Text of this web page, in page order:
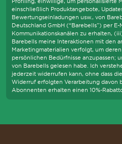
einschließlich Produktangebote,
Bewertungseinladungen usw., von
Deutschland GmbH (“Barebells”) per
Kommunikationskanälen zu erhalten,
Barebells meine Interaktionen mit den
Marketingmaterialien verfolgt, um
persönlichen Bedürfnisse anzupassen;
von Barebells gelesen habe. Ich
jederzeit widerrufen kann, ohne dass
Widerruf erfolgten Verarbeitung davon
Abonnenten erhalten einen 10%-